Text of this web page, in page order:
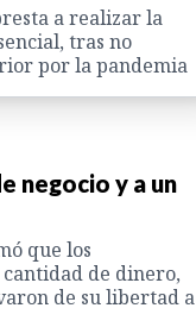
a realizar la
tras no
por la pandemia
negocio y a un
que los
de dinero,
de su libertad a